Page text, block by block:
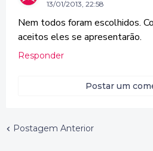
13/01/2013, 22:58
Nem todos foram escolhidos.
aceitos eles se apresentarão.
Responder
Postar um
Postagem Anterior